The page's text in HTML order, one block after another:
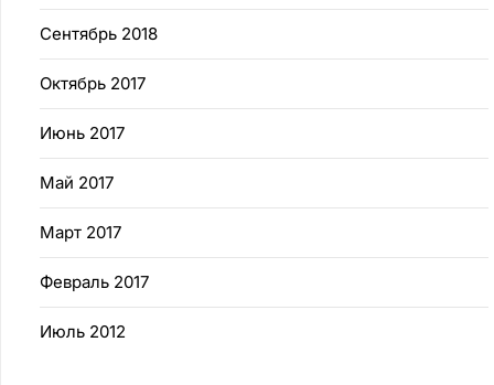
Сентябрь 2018
Октябрь 2017
Июнь 2017
Май 2017
Март 2017
Февраль 2017
Июль 2012